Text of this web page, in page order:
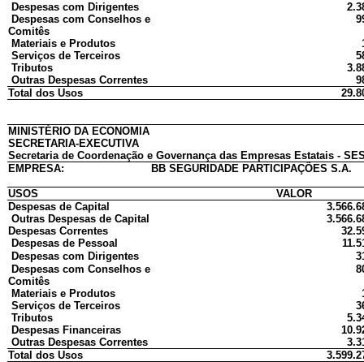
Despesas com Dirigentes
Despesas com Conselhos e
Comitês
Materiais e Produtos
Serviços de Terceiros
Tributos
Outras Despesas Correntes
Total dos Usos
MINISTÉRIO DA ECONOMIA
SECRETARIA-EXECUTIVA
Secretaria de Coordenação e Governança das Empresas Estatais -
EMPRESA:
BB SEGURIDADE PARTICIPAÇÕES S.A.
USOS
VALOR
Despesas de Capital
Outras Despesas de Capital
Despesas Correntes
Despesas de Pessoal
Despesas com Dirigentes
Despesas com Conselhos e
Comitês
Materiais e Produtos
Serviços de Terceiros
Tributos
Despesas Financeiras
Outras Despesas Correntes
Total dos Usos